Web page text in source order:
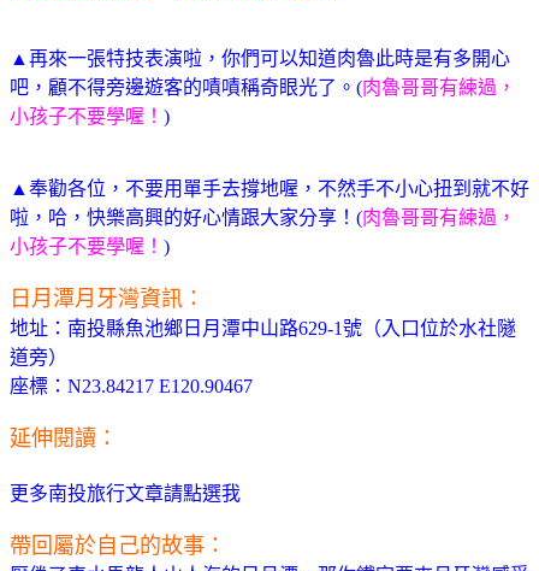
▲再來一張特技表演啦，你們可以知道肉魯此時是有多開心
吧，顧不得旁邊遊客的嘖嘖稱奇眼光了。(肉魯哥哥有練過，
小孩子不要學喔！ )
▲奉勸各位，不要用單手去撐地喔，不然手不小心扭到就不好
啦，哈，快樂高興的好心情跟大家分享！(肉魯哥哥有練過，
小孩子不要學喔！ )
日月潭月牙灣資訊：
地址：南投縣魚池鄉日月潭中山路629-1號（入口位於水社隧
道旁）
座標：N23.84217 E120.90467
延伸閱讀：
更多南投旅行文章請點選我
帶回屬於自己的故事：